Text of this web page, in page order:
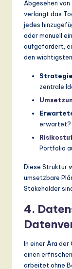
Abgesehen
verlangt das
jedes
oder manuell
aufgefordert,
den
zentrale
erwartet?
Portfolio
Diese Struktur
umsetzbare
Stakeholder
4.
In einer Ära
einen
arbeitet ohne